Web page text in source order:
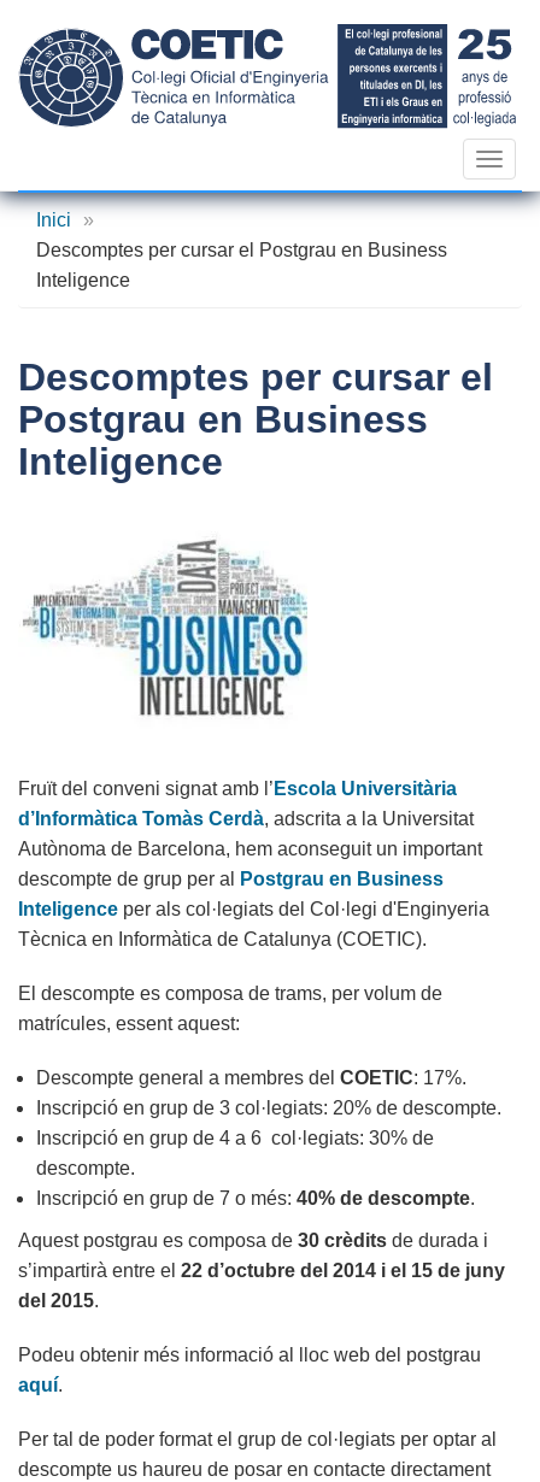
contingut
Inici
»
Descomptes per cursar el Postgrau en Business
Inteligence
Descomptes per cursar el
Postgrau en Business
Inteligence
Fruït del conveni signat amb l’ Escola Universitària
d’Informàtica Tomàs Cerdà, adscrita a la Universitat
Autònoma de Barcelona, hem aconseguit un important
descompte de grup per al
Postgrau en Business
Inteligence per als col·legiats del Col·legi d'Enginyeria
Tècnica en Informàtica de Catalunya (COETIC).
El descompte es composa de trams, per volum de
matrícules, essent aquest:
Descompte general a membres del COETIC: 17%.
Inscripció en grup de 3 col·legiats: 20% de descompte.
Inscripció en grup de 4 a 6 col·legiats: 30% de
descompte.
Inscripció en grup de 7 o més: 40% de descompte.
Aquest postgrau es composa de 30 crèdits de durada i
s’impartirà entre el 22 d’octubre del 2014 i el 15 de juny
del 2015.
Podeu obtenir més informació al lloc web del postgrau
aquí.
Per tal de poder format el grup de col·legiats per optar al
descompte us haureu de posar en contacte directament